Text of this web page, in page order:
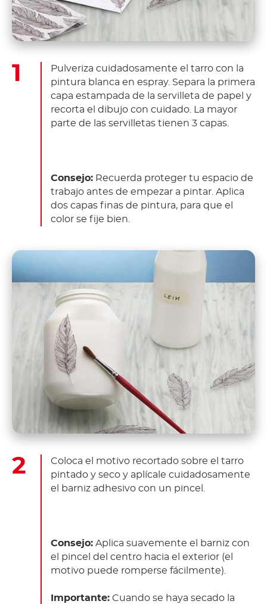
Pulveriza cuidadosamente el tarro con la
pintura blanca en espray. Separa la primera
capa estampada de la servilleta de papel y
recorta el dibujo con cuidado. La mayor
parte de las servilletas tienen 3 capas.
Consejo: Recuerda proteger tu espacio de
trabajo antes de empezar a pintar. Aplica
dos capas finas de pintura, para que el
color se fije bien.
Coloca el motivo recortado sobre el tarro
pintado y seco y aplícale cuidadosamente
el barniz adhesivo con un pincel.
Consejo: Aplica suavemente el barniz con
el pincel del centro hacia el exterior (el
motivo puede romperse fácilmente).
Importante: Cuando se haya secado la